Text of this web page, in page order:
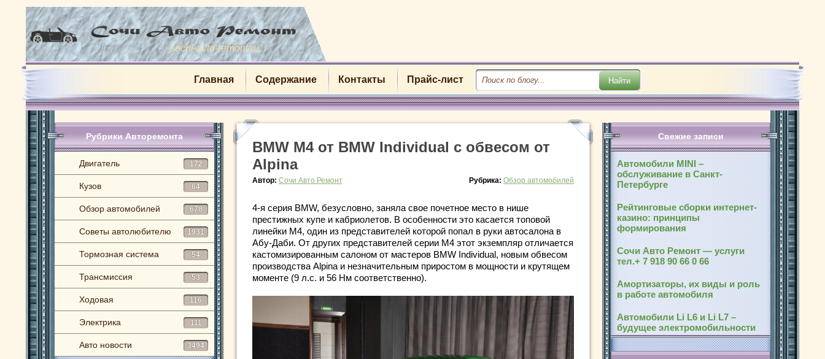
sochi-avto-remont.ru
Главная Содержание Контакты Прайс-лист
Рубрики Авторемонта
Двигатель 172
Кузов 64
Обзор автомобилей 678
Советы автолюбителю 1931
Тормозная система 54
Трансмиссия 53
Ходовая 116
Электрика 111
Авто новости 3494
BMW M4 от BMW Individual с обвесом от
Alpina
Автор: Сочи Авто Ремонт Рубрика: Обзор автомобилей
4-я серия BMW, безусловно, заняла свое почетное место в нише
престижных купе и кабриолетов. В особенности это касается топовой
линейки M4, один из представителей которой попал в руки автосалона в
Абу-Даби. От других представителей серии M4 этот экземпляр отличается
кастомизированным салоном от мастеров BMW Individual, новым обвесом
производства Alpina и незначительным приростом в мощности и крутящем
моменте (9 л.с. и 56 Нм соответственно).
Свежие записи
Автомобили MINI –
обслуживание в Санкт-
Петербурге
Рейтинговые сборки интернет-
казино: принципы
формирования
Сочи Авто Ремонт — услуги
тел.+ 7 918 90 66 0 66
Амортизаторы, их виды и роль
в работе автомобиля
Автомобили Li L6 и Li L7 –
будущее электромобильности